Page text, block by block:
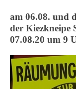
am 06.08. und
der Kiezkneipe
07.08.20 um 9